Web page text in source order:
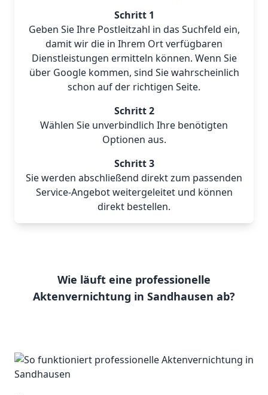
Schritt 1
Geben Sie Ihre Postleitzahl in das Suchfeld ein,
damit wir die in Ihrem Ort verfügbaren
Dienstleistungen ermitteln können. Wenn Sie
über Google kommen, sind Sie wahrscheinlich
schon auf der richtigen Seite.
Schritt 2
Wählen Sie unverbindlich Ihre benötigten
Optionen aus.
Schritt 3
Sie werden abschließend direkt zum passenden
Service-Angebot weitergeleitet und können
direkt bestellen.
Wie läuft eine professionelle
Aktenvernichtung in Sandhausen ab?